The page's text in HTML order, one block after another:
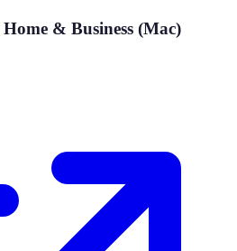
& Business (Mac)